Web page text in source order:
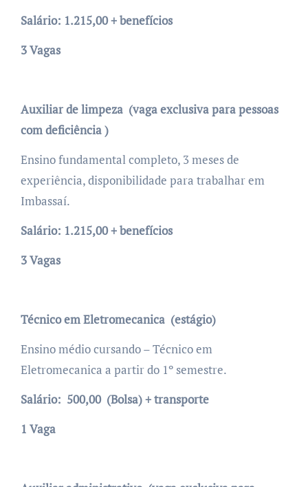
Salário: 1.215,00 + benefícios
3 Vagas
Auxiliar de limpeza (vaga exclusiva para pessoas
com deficiência )
Ensino fundamental completo, 3 meses de
experiência, disponibilidade para trabalhar em
Imbassaí.
Salário: 1.215,00 + benefícios
3 Vagas
Técnico em Eletromecanica (estágio)
Ensino médio cursando – Técnico em
Eletromecanica a partir do 1º semestre.
Salário: 500,00 (Bolsa) + transporte
1 Vaga